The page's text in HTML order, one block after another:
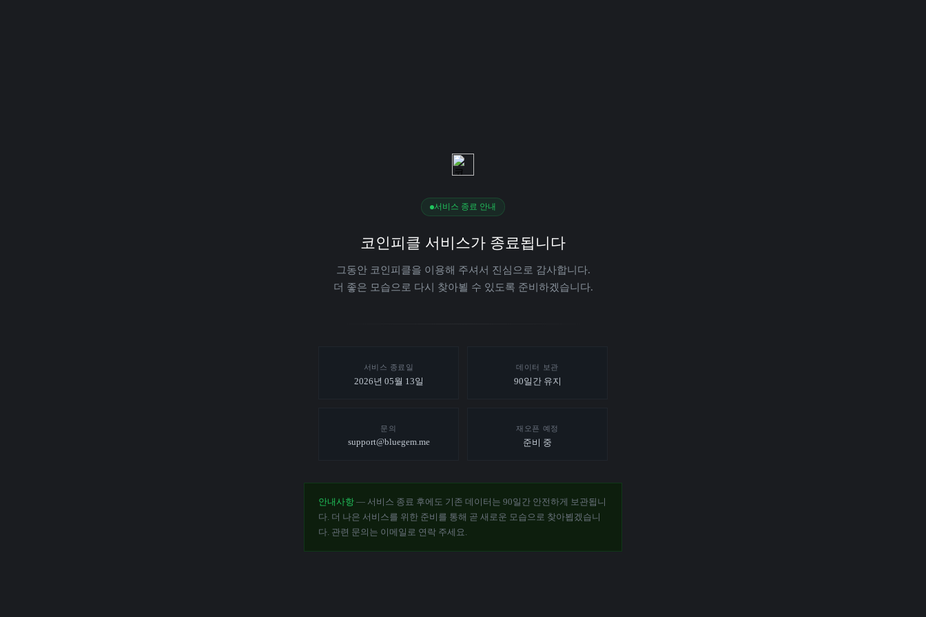
서비스 종료 안내
코인피클 서비스가 종료됩니다
그동안 코인피클을 이용해 주셔서 진심으로 감사합니다.
더 좋은 모습으로 다시 찾아뵐 수 있도록 준비하겠습니다.
서비스 종료일
2026년 05월 13일
데이터 보관
90일간 유지
문의
support@bluegem.me
재오픈 예정
준비 중
안내사항 — 서비스 종료 후에도 기존 데이터는 90일간 안전하게 보관됩니
다. 더 나은 서비스를 위한 준비를 통해 곧 새로운 모습으로 찾아뵙겠습니
다. 관련 문의는 이메일로 연락 주세요.